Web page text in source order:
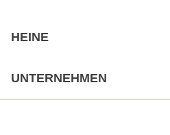
HEINE
UNTERNEHMEN